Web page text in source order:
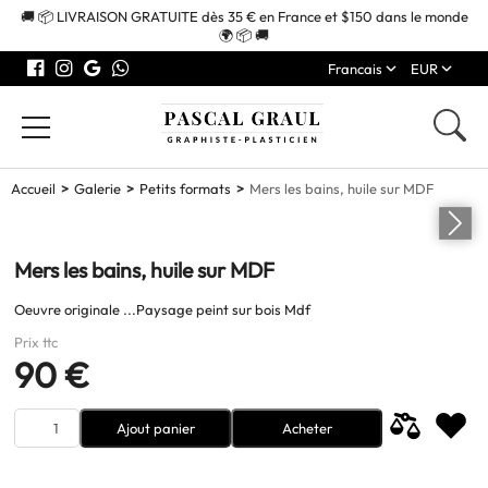
🚚 📦 LIVRAISON GRATUITE dès 35 € en France et $150 dans le monde
🌍 📦 🚚
Francais
EUR
Accueil Galerie Petits formats Mers les bains, huile sur MDF
Mers les bains, huile sur MDF
Oeuvre originale ...Paysage peint sur bois Mdf
Prix ttc
90 €
Ajout panier Acheter